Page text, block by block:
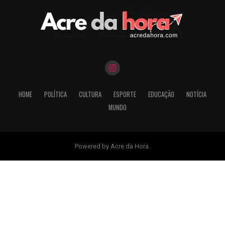
HOME POLÍTICA CULTURA ESPORTE EDUCAÇÃO
NOTÍCIA
MUNDO
Powered by Acre da Hora.